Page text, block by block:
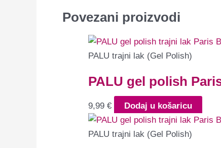
Povezani proizvodi
PALU trajni lak (Gel Polish)
PALU gel polish
9,99 € Dodaj u košaricu
PALU trajni lak (Gel Polish)